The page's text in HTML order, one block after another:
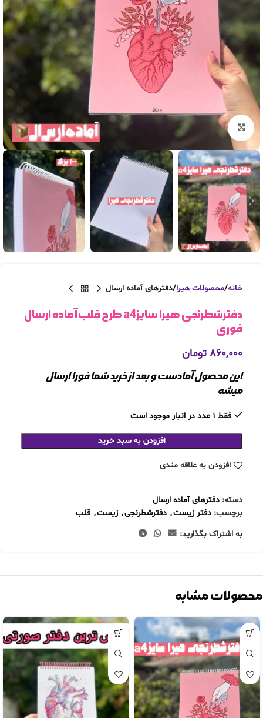
بزرگنمایی تصویر
خانه محصولات هیرا دفترهای آماده ارسال
دفترشطرنجی هیرا سایزa4 طرح قلب آماده ارسال
فوری
۸۶۰,۰۰۰ تومان
این محصول آمادست و بعد از خرید شما فورا ارسال
میشه
فقط 1 عدد در انبار موجود است
افزودن به سبد خرید
افزودن به علاقه مندی
دسته: دفترهای آماده ارسال
برچسب: دفتر زیست, دفترشطرنجی, زیست, قلب
به اشتراک بگذارید:
محصولات مشابه